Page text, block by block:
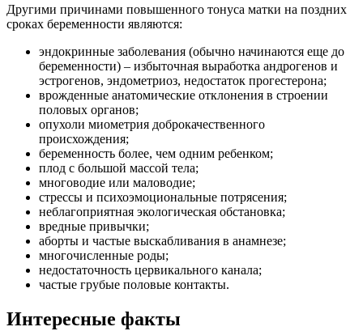
Другими причинами повышенного тонуса матки на поздних
сроках беременности являются:
эндокринные заболевания (обычно начинаются еще до
беременности) – избыточная выработка андрогенов и
эстрогенов, эндометриоз, недостаток прогестерона;
врожденные анатомические отклонения в строении
половых органов;
опухоли миометрия доброкачественного
происхождения;
беременность более, чем одним ребенком;
плод с большой массой тела;
многоводие или маловодие;
стрессы и психоэмоциональные потрясения;
неблагоприятная экологическая обстановка;
вредные привычки;
аборты и частые выскабливания в анамнезе;
многочисленные роды;
недостаточность цервикального канала;
частые грубые половые контакты.
Интересные факты